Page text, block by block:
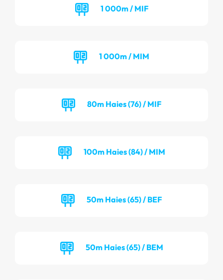
1 000m / MIF
1 000m / MIM
80m Haies (76) / MIF
100m Haies (84) / MIM
50m Haies (65) / BEF
50m Haies (65) / BEM